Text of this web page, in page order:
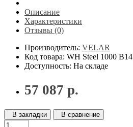
Описание
Характеристики
Отзывы (0)
Производитель: VELAR
Код товара: WH Steel 1000 В14
Доступность: На складе
57 087 р.
В закладки В сравнение